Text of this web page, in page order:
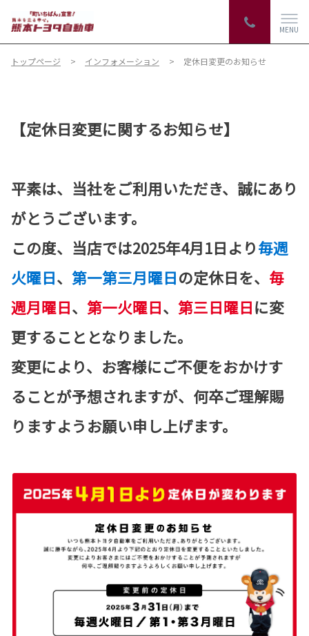
MENU
トップページ インフォメーション 定休日変更のお知らせ
【定休日変更に関するお知らせ】
平素は、当社をご利用いただき、誠にあり
がとうございます。
この度、当店では2025年4月1日より毎週
火曜日、 第一第三月曜日の定休日を、 毎
週月曜日、 第一火曜日、 第三日曜日に変
更することとなりました。
変更により、お客様にご不便をおかけす
ることが予想されますが、何卒ご理解賜
りますようお願い申し上げます。